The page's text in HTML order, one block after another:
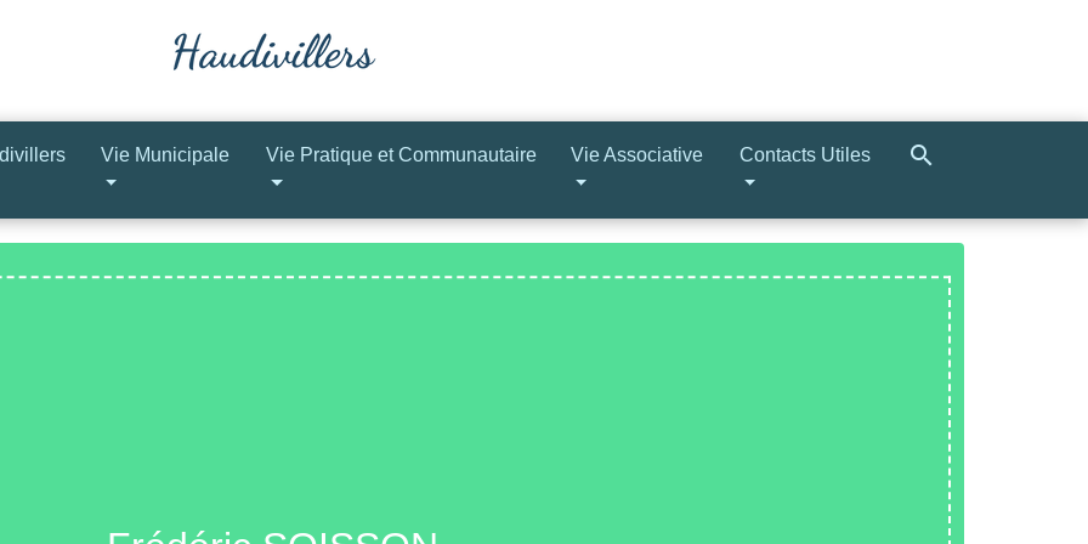
Vie Municipale Vie Pratique et Communautaire Vie Associative Contacts Utiles search